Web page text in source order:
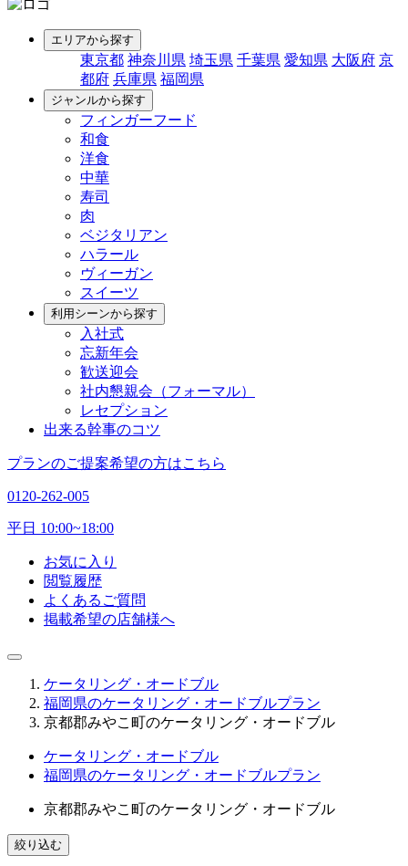
エリアから探す
東京都 神奈川県 埼玉県 千葉県 愛知県 大阪府 京
都府 兵庫県 福岡県
ジャンルから探す
フィンガーフード
和食
洋食
中華
寿司
肉
ベジタリアン
ハラール
ヴィーガン
スイーツ
利用シーンから探す
入社式
忘新年会
歓送迎会
社内懇親会（フォーマル）
レセプション
出来る幹事のコツ
プランのご提案希望の方はこちら
0120-262-005
平日 10:00~18:00
お気に入り
閲覧履歴
よくあるご質問
掲載希望の店舗様へ
ケータリング・オードブル
福岡県のケータリング・オードブルプラン
京都郡みやこ町のケータリング・オードブル
ケータリング・オードブル
福岡県のケータリング・オードブルプラン
京都郡みやこ町のケータリング・オードブル
絞り込む